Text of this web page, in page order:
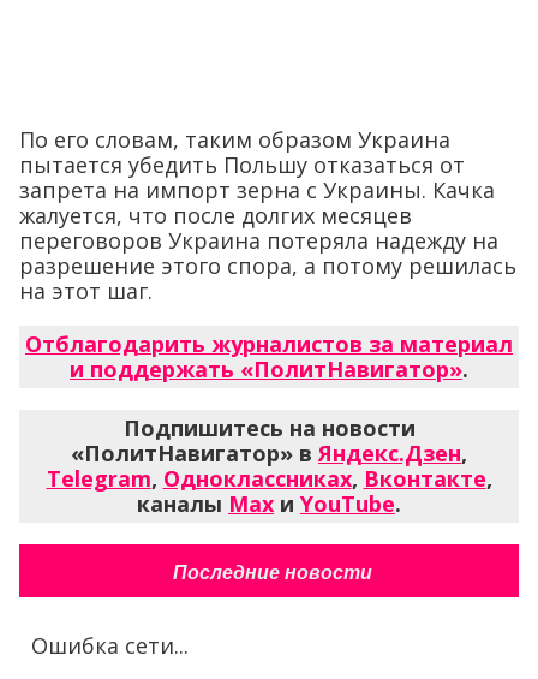
По его словам, таким образом Украина
пытается убедить Польшу отказаться от
запрета на импорт зерна с Украины. Качка
жалуется, что после долгих месяцев
переговоров Украина потеряла надежду на
разрешение этого спора, а потому решилась
на этот шаг.
Отблагодарить журналистов за материал
и поддержать «ПолитНавигатор».
Подпишитесь на новости
«ПолитНавигатор» в Яндекс.Дзен,
Telegram, Одноклассниках, Вконтакте,
каналы Max и YouTube.
Последние новости
Ошибка сети...